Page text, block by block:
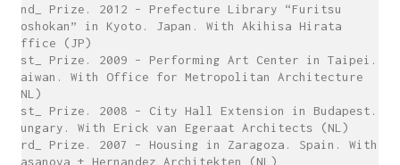
2nd_ Prize. 2012 – Prefecture Library “Furitsu
Toshokan” in Kyoto. Japan. With Akihisa Hirata
Office (JP)
1st_ Prize. 2009 – Performing Art Center in Taipei.
Taiwan. With Office for Metropolitan Architecture
(NL)
1st_ Prize. 2008 – City Hall Extension in Budapest.
Hungary. With Erick van Egeraat Architects (NL)
3rd_ Prize. 2007 – Housing in Zaragoza. Spain. With
Casanova + Hernandez Architekten (NL)